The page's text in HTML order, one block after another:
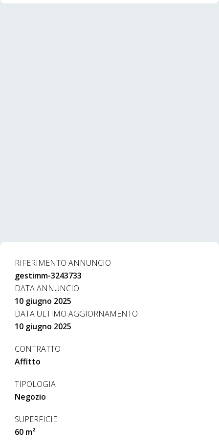
RIFERIMENTO ANNUNCIO
gestimm-3243733
DATA ANNUNCIO
10 giugno 2025
DATA ULTIMO AGGIORNAMENTO
10 giugno 2025
CONTRATTO
Affitto
TIPOLOGIA
Negozio
SUPERFICIE
60 m²